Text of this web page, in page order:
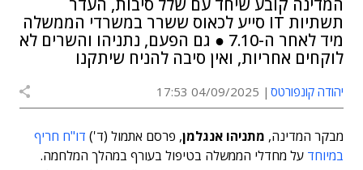
המדינה קובע שיחד עם שלל סיבות, העדר
תשתיות IT סייע לכאוס ששרר במשרדי הממשלה
מיד לאחר ה-7.10 ● גם הפעם, נתניהו והשרים לא
לוקחים אחריות, ואין סיבה להניח שיתקנו
יהודה קונפורטס 04/09/2025 17:53
מבקר המדינה, מתניהו אנגלמן, פרסם אתמול (ד') דו"ח חריף
במיוחד על מחדלי הממשלה בטיפול בעורף במהלך המלחמה.